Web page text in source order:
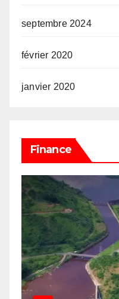
septembre 2024
février 2020
janvier 2020
Finance